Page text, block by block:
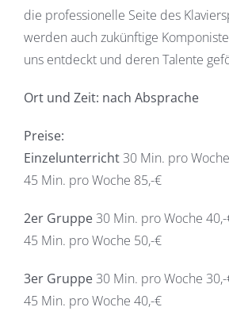
die professionelle Seite des
werden auch zukünftige
uns entdeckt und deren Talente
Ort und Zeit: nach Absprache
Preise:
Einzelunterricht30 Min. pro
45 Min. pro Woche 85,-€
2er Gruppe30 Min. pro Woche
45 Min. pro Woche 50,-€
3er Gruppe30 Min. pro Woche
45 Min. pro Woche 40,-€